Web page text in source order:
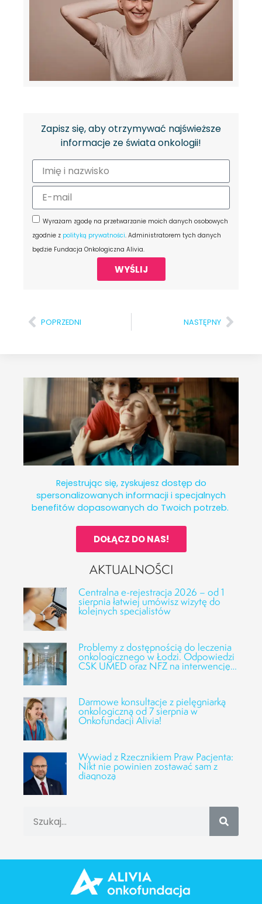
Zapisz się, aby otrzymywać najświeższe
informacje ze świata onkologii!
Wyrażam zgodę na przetwarzanie moich danych osobowych
zgodnie z polityką prywatności. Administratorem tych danych
będzie Fundacja Onkologiczna Alivia.
WYŚLIJ
POPRZEDNI NASTĘPNY
Rejestrując się, zyskujesz dostęp do
spersonalizowanych informacji i specjalnych
benefitów dopasowanych do Twoich potrzeb.
DOŁĄCZ DO NAS!
AKTUALNOŚCI
Centralna e-rejestracja 2026 – od 1
sierpnia łatwiej umówisz wizytę do
kolejnych specjalistów
Problemy z dostępnością do leczenia
onkologicznego w Łodzi. Odpowiedzi
CSK UMED oraz NFZ na interwencję
Darmowe konsultacje z pielęgniarką
onkologiczną od 7 sierpnia w
Onkofundacji Alivia!
Wywiad z Rzecznikiem Praw Pacjenta:
Nikt nie powinien zostawać sam z
diagnozą